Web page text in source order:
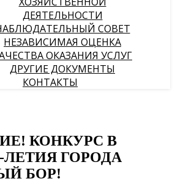
ДЕЯТЕЛЬНОСТИ
СОВЕТ
НЕЗАВИСИМАЯ ОЦЕНКА
ОКАЗАНИЯ УСЛУГ
ДРУГИЕ ДОКУМЕНТЫ
КОНТАКТЫ
КОНКУРС В
ЛЕТИЯ ГОРОДА
БОР!